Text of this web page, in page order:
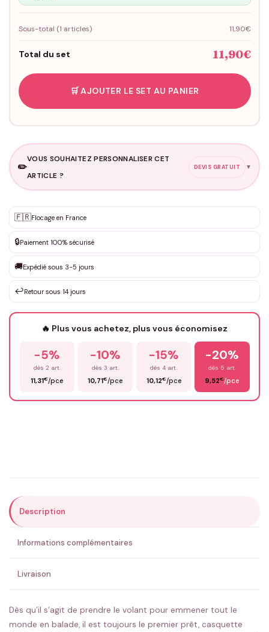
Sous-total (1 articles) 11,90€
Total du set 11,90€
🛒 AJOUTER LE SET AU PANIER
✏️
VOUS SOUHAITEZ PERSONNALISER CET
ARTICLE ?
DEVIS GRATUIT ▼
✨ Personnalisation sur mesure
DEVIS GRATUIT · Personnalisation de 3 à 10€ selon la demande
Que souhaitez-vous ?*
Votre texte / idée*
Prénom*
ENVOYER MA DEMANDE ✨
💚 Retour sous 24-48h🇫🇷 Flocage en France✅ Validation avant fabrication
🇫🇷Flocage en France
🔒Paiement 100% sécurisé
🚚Expédié sous 3-5 jours
↩️Retour sous 14 jours
🔥 Plus vous achetez, plus vous économisez
-5%
dès 2 art.
11,31€/pce
-10%
dès 3 art.
10,71€/pce
-15%
dès 4 art.
10,12€/pce
-20%
dès 5 art.
9,52€/pce
Description
Informations complémentaires
Livraison
Dès qu’il s’agit de prendre le volant pour emmener tout le
monde en balade, il est toujours le premier prêt, casquette